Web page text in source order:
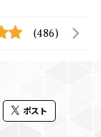
(486)
ポスト